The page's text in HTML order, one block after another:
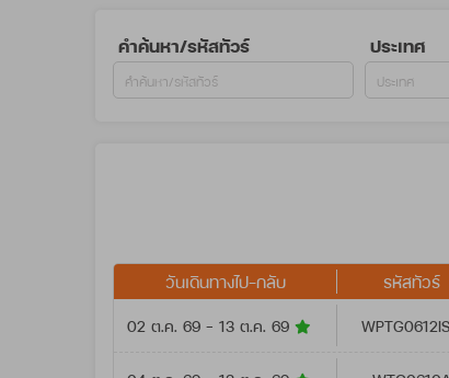
คำค้นหา/รหัสทัวร์ ประเทศ
วันเดินทางไป-กลับ
รหัสทัวร์
02 ต.ค. 69 - 13 ต.ค. 69